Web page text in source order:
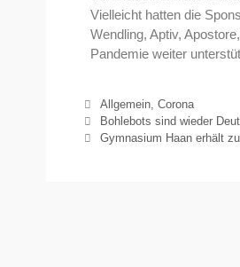
Vielleicht hatten die
Wendling, Aptiv,
Pandemie weiter
Allgemein, Corona
Bohlebots sind wieder
Gymnasium Haan erhält